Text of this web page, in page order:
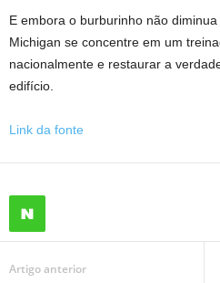
E embora o burburinho não
Michigan se concentre em um
nacionalmente e restaurar a
edifício.
Link da fonte
Artigo anterior